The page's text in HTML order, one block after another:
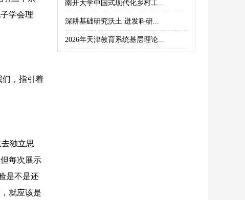
学会理
，指引着
独立思
每次展示
是不是还
就应该是
南开大学中国式现代化乡村工...
深耕基础研究沃土 迸发科研...
2026年天津教育系统基层理论...